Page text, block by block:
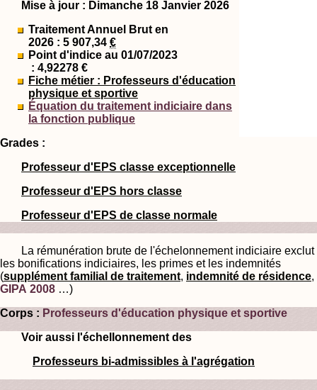
Mise à jour : Dimanche 18 Janvier 2026
Traitement Annuel Brut en
2026 : 5 907,34 €
Point d'indice au 01/07/2023
: 4,92278 €
Fiche métier : Professeurs d'éducation
physique et sportive
Équation du traitement indiciaire dans
la fonction publique
Grades :
Professeur d'EPS classe exceptionnelle
Professeur d'EPS hors classe
Professeur d'EPS de classe normale
La rémunération brute de l'échelonnement indiciaire exclut
les bonifications indiciaires, les primes et les indemnités
(supplément familial de traitement, indemnité de résidence,
GIPA 2008 …)
Corps : Professeurs d'éducation physique et sportive
Voir aussi l'échellonnement des
Professeurs bi-admissibles à l'agrégation